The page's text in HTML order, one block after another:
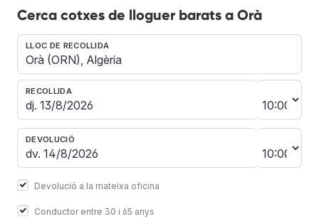
Cerca cotxes de lloguer barats a Orà
LLOC DE RECOLLIDA
RECOLLIDA
DEVOLUCIÓ
Devolució a la mateixa oficina
Conductor entre 30 i 65 anys